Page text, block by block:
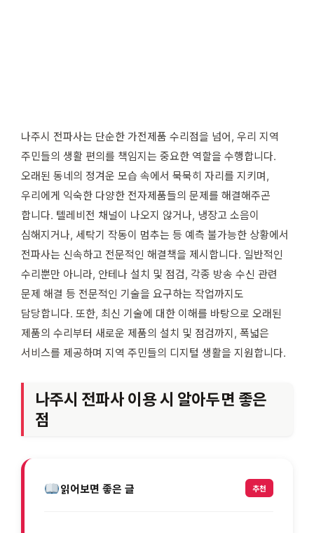
나주시 전파사는 단순한 가전제품 수리점을 넘어, 우리 지역
주민들의 생활 편의를 책임지는 중요한 역할을 수행합니다.
오래된 동네의 정겨운 모습 속에서 묵묵히 자리를 지키며,
우리에게 익숙한 다양한 전자제품들의 문제를 해결해주곤
합니다. 텔레비전 채널이 나오지 않거나, 냉장고 소음이
심해지거나, 세탁기 작동이 멈추는 등 예측 불가능한 상황에서
전파사는 신속하고 전문적인 해결책을 제시합니다. 일반적인
수리뿐만 아니라, 안테나 설치 및 점검, 각종 방송 수신 관련
문제 해결 등 전문적인 기술을 요구하는 작업까지도
담당합니다. 또한, 최신 기술에 대한 이해를 바탕으로 오래된
제품의 수리부터 새로운 제품의 설치 및 점검까지, 폭넓은
서비스를 제공하며 지역 주민들의 디지털 생활을 지원합니다.
나주시 전파사 이용 시 알아두면 좋은
점
읽어보면 좋은 글 추천